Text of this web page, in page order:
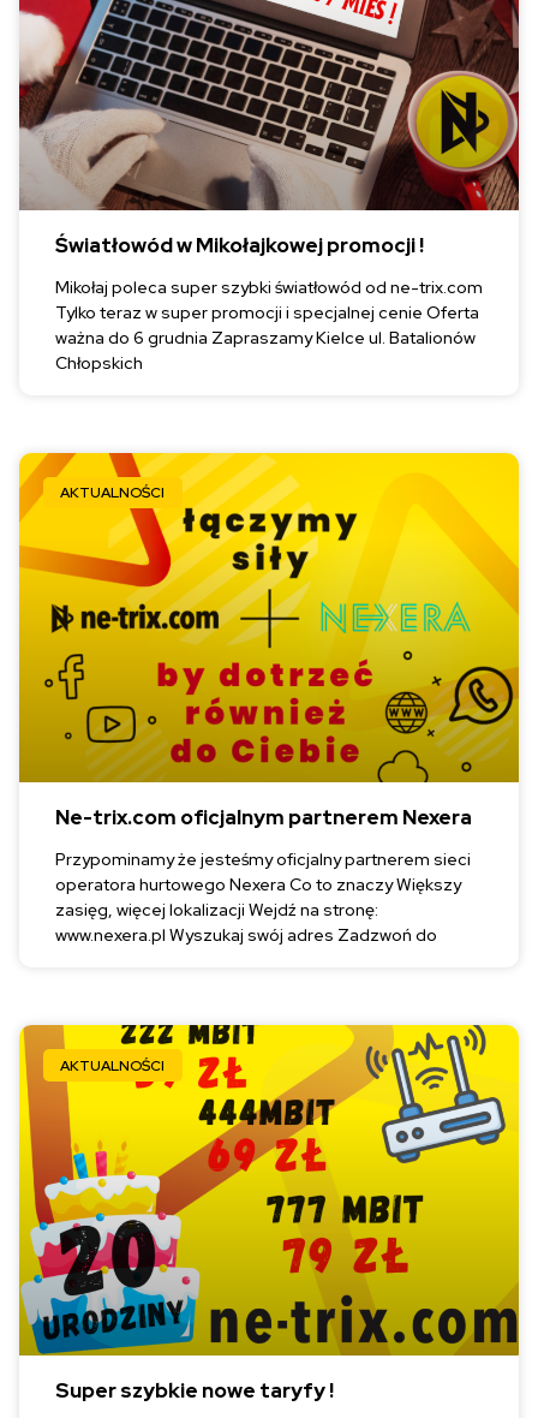
Światłowód w Mikołajkowej promocji !
Mikołaj poleca super szybki światłowód od ne-trix.com
Tylko teraz w super promocji i specjalnej cenie Oferta
ważna do 6 grudnia Zapraszamy Kielce ul. Batalionów
Chłopskich
AKTUALNOŚCI
Ne-trix.com oficjalnym partnerem Nexera
Przypominamy że jesteśmy oficjalny partnerem sieci
operatora hurtowego Nexera Co to znaczy Większy
zasięg, więcej lokalizacji Wejdź na stronę:
www.nexera.pl Wyszukaj swój adres Zadzwoń do
AKTUALNOŚCI
Super szybkie nowe taryfy !